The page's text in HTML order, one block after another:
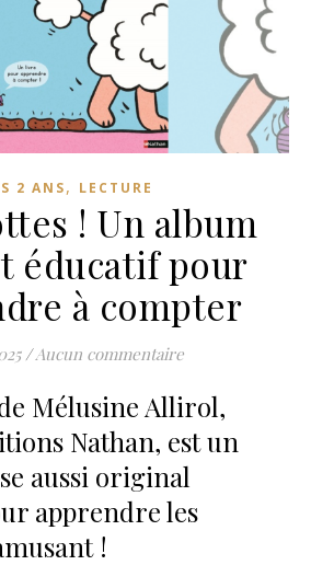
2 ANS, LECTURE
! Un album
éducatif pour
à compter
/ Aucun commentaire
Mélusine Allirol,
Nathan, est un
aussi original
apprendre les
!